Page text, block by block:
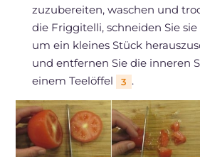
zuzubereiten, waschen und
die Friggitelli, schneiden Sie
um ein kleines Stück
und entfernen Sie die inneren
einem Teelöffel
3 .